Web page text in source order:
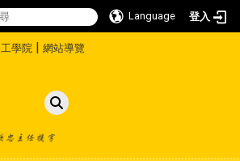
Language 登入
工學院 | 網站導覽